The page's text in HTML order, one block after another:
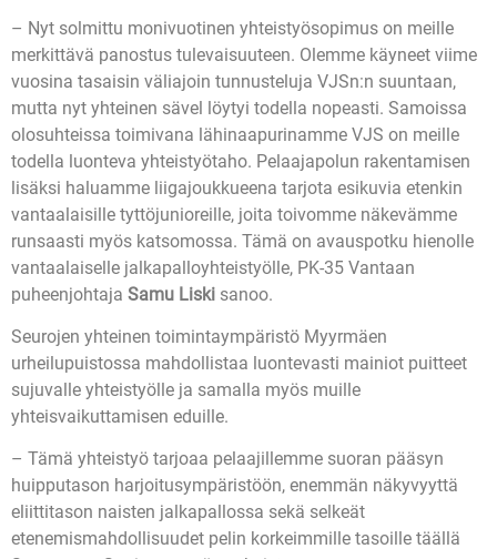
– Nyt solmittu monivuotinen yhteistyösopimus on meille
merkittävä panostus tulevaisuuteen. Olemme käyneet viime
vuosina tasaisin väliajoin tunnusteluja VJSn:n suuntaan,
mutta nyt yhteinen sävel löytyi todella nopeasti. Samoissa
olosuhteissa toimivana lähinaapurinamme VJS on meille
todella luonteva yhteistyötaho. Pelaajapolun rakentamisen
lisäksi haluamme liigajoukkueena tarjota esikuvia etenkin
vantaalaisille tyttöjunioreille, joita toivomme näkevämme
runsaasti myös katsomossa. Tämä on avauspotku hienolle
vantaalaiselle jalkapalloyhteistyölle, PK-35 Vantaan
puheenjohtaja Samu Liski sanoo.
Seurojen yhteinen toimintaympäristö Myyrmäen
urheilupuistossa mahdollistaa luontevasti mainiot puitteet
sujuvalle yhteistyölle ja samalla myös muille
yhteisvaikuttamisen eduille.
– Tämä yhteistyö tarjoaa pelaajillemme suoran pääsyn
huipputason harjoitusympäristöön, enemmän näkyvyyttä
eliittitason naisten jalkapallossa sekä selkeät
etenemismahdollisuudet pelin korkeimmille tasoille täällä